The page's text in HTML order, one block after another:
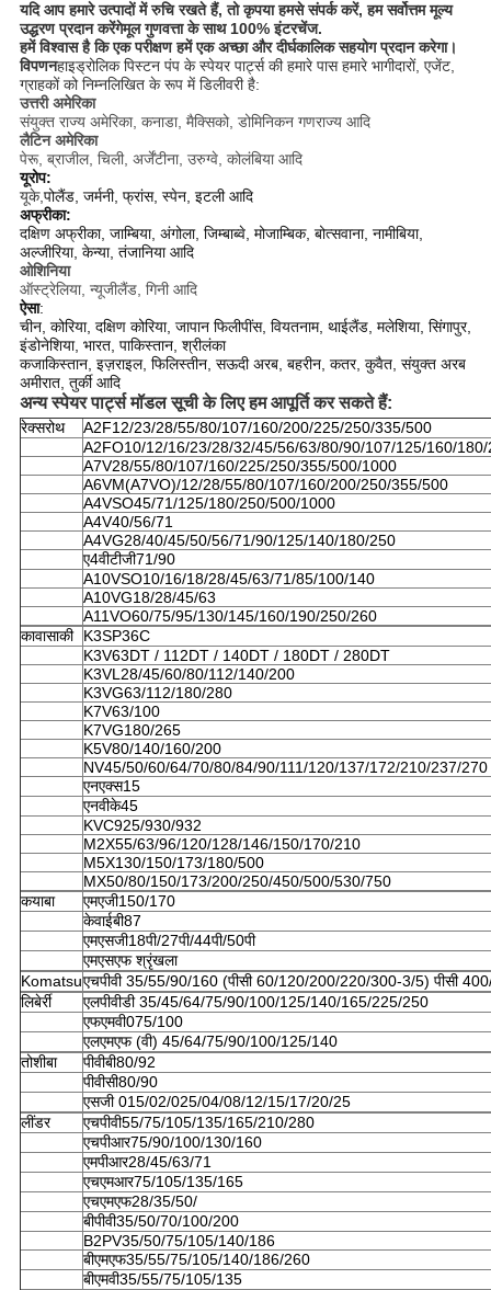
यदि आप हमारे उत्पादों में रुचि रखते हैं, तो कृपया हमसे संपर्क करें, हम सर्वोत्तम मूल्य
उद्धरण प्रदान करेंगेमूल गुणवत्ता के साथ 100% इंटरचेंज.
हमें विश्वास है कि एक परीक्षण हमें एक अच्छा और दीर्घकालिक सहयोग प्रदान करेगा।
विपणनहाइड्रोलिक पिस्टन पंप के स्पेयर पार्ट्स की हमारे पास हमारे भागीदारों, एजेंट,
ग्राहकों को निम्नलिखित के रूप में डिलीवरी है:
उत्तरी अमेरिका
संयुक्त राज्य अमेरिका, कनाडा, मैक्सिको, डोमिनिकन गणराज्य आदि
लैटिन अमेरिका
पेरू, ब्राजील, चिली, अर्जेंटीना, उरुग्वे, कोलंबिया आदि
यूरोप:
यूके,पोलैंड, जर्मनी, फ्रांस, स्पेन, इटली आदि
अफ्रीका:
दक्षिण अफ्रीका, जाम्बिया, अंगोला, जिम्बाब्वे, मोजाम्बिक, बोत्सवाना, नामीबिया,
अल्जीरिया, केन्या, तंजानिया आदि
ओशिनिया
ऑस्ट्रेलिया, न्यूजीलैंड, गिनी आदि
ऐसा:
चीन, कोरिया, दक्षिण कोरिया, जापान फिलीपींस, वियतनाम, थाईलैंड, मलेशिया, सिंगापुर,
इंडोनेशिया, भारत, पाकिस्तान, श्रीलंका
कजाकिस्तान, इज़राइल, फिलिस्तीन, सऊदी अरब, बहरीन, कतर, कुवैत, संयुक्त अरब
अमीरात, तुर्की आदि
अन्य स्पेयर पार्ट्स मॉडल सूची के लिए हम आपूर्ति कर सकते हैं:
रेक्सरोथ
A2F12/23/28/55/80/107/160/200/225/250/335/500
A2FO10/12/16/23/28/32/45/56/63/80/90/107/125/160/
A7V28/55/80/107/160/225/250/355/500/1000
A6VM(A7VO)/12/28/55/80/107/160/200/250/355/500
A4VSO45/71/125/180/250/500/1000
A4V40/56/71
A4VG28/40/45/50/56/71/90/125/140/180/250
ए4वीटीजी71/90
A10VSO10/16/18/28/45/63/71/85/100/140
A10VG18/28/45/63
A11VO60/75/95/130/145/160/190/250/260
कावासाकी
K3SP36C
K3V63DT / 112DT / 140DT / 180DT / 280DT
K3VL28/45/60/80/112/140/200
K3VG63/112/180/280
K7V63/100
K7VG180/265
K5V80/140/160/200
NV45/50/60/64/70/80/84/90/111/120/137/172/210/237/270
एनएक्स15
एनवीके45
KVC925/930/932
M2X55/63/96/120/128/146/150/170/210
M5X130/150/173/180/500
MX50/80/150/173/200/250/450/500/530/750
कयाबा
एमएजी150/170
केवाईबी87
एमएसजी18पी/27पी/44पी/50पी
एमएसएफ श्रृंखला
Komatsuएचपीवी 35/55/90/160 (पीसी 60/120/200/220/300-3/5) पीसी
लिबेर्री
एलपीवीडी 35/45/64/75/90/100/125/140/165/225/250
एफएमवी075/100
एलएमएफ (वी) 45/64/75/90/100/125/140
तोशीबा
पीवीबी80/92
पीवीसी80/90
एसजी 015/02/025/04/08/12/15/17/20/25
लींडर
एचपीवी55/75/105/135/165/210/280
एचपीआर75/90/100/130/160
एमपीआर28/45/63/71
एचएमआर75/105/135/165
एचएमएफ28/35/50/
बीपीवी35/50/70/100/200
B2PV35/50/75/105/140/186
बीएमएफ35/55/75/105/140/186/260
बीएमवी35/55/75/105/135